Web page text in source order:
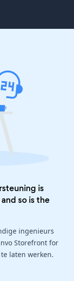
is
so is the
ingenieurs
Storefront for
laten werken.